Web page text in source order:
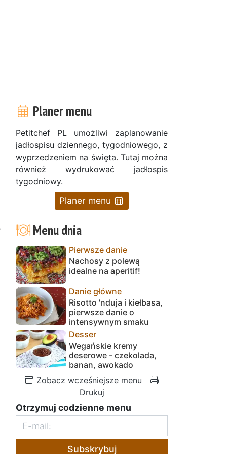
Planer menu
Petitchef PL umożliwi zaplanowanie
jadłospisu dziennego, tygodniowego, z
wyprzedzeniem na święta. Tutaj można
również wydrukować jadłospis
tygodniowy.
Planer menu
Menu dnia
Pierwsze danie
Nachosy z polewą
idealne na aperitif!
Danie główne
Risotto 'nduja i kiełbasa,
pierwsze danie o
intensywnym smaku
Desser
Wegańskie kremy
deserowe - czekolada,
banan, awokado
Zobacz wcześniejsze menu
Drukuj
Otrzymuj codzienne menu
Subskrybuj